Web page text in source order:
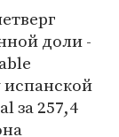
доли -
за 257,4